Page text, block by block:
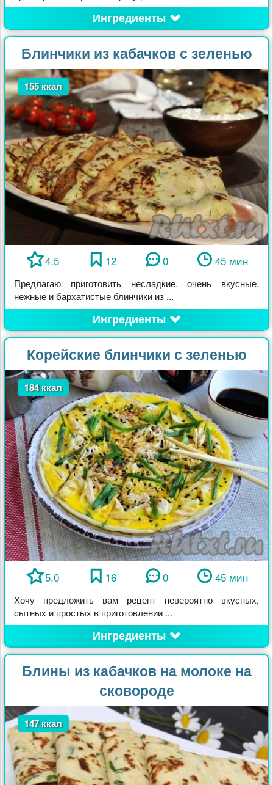
Ингредиенты
Блинчики из кабачков с зеленью
155 ккал
4.5 12 0 45 мин
Предлагаю приготовить несладкие, очень вкусные,
нежные и бархатистые блинчики из ...
Ингредиенты
Корейские блинчики с зеленью
184 ккал
5.0 16 0 45 мин
Хочу предложить вам рецепт невероятно вкусных,
сытных и простых в приготовлении ...
Ингредиенты
Блины из кабачков на молоке на
сковороде
147 ккал